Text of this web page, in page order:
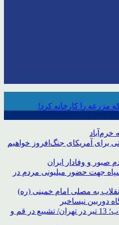
مزرعه را کارخانه کرد!
خرم‌آباد
برای آمریکای جنگ‌افروز خواهیم
صبور و وفادار ایران
جهت حضور میلیونی مردم در
به مصلی امام خمینی (ره)
دوربین نیساخبر
وداع با رهبر شهید انقلاب؛ 13 تیر در تهران/ تشییع در قم و